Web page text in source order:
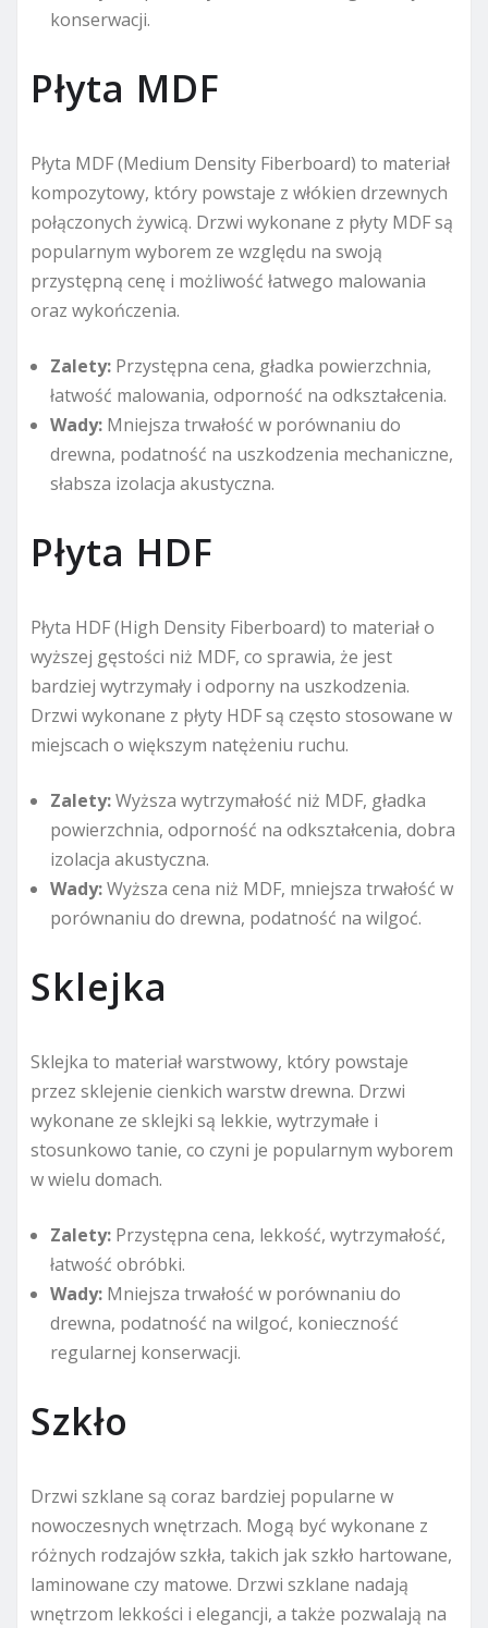
konserwacji.
Płyta MDF
Płyta MDF (Medium Density Fiberboard) to materiał
kompozytowy, który powstaje z włókien drzewnych
połączonych żywicą. Drzwi wykonane z płyty MDF są
popularnym wyborem ze względu na swoją
przystępną cenę i możliwość łatwego malowania
oraz wykończenia.
Zalety: Przystępna cena, gładka powierzchnia,
łatwość malowania, odporność na odkształcenia.
Wady: Mniejsza trwałość w porównaniu do
drewna, podatność na uszkodzenia mechaniczne,
słabsza izolacja akustyczna.
Płyta HDF
Płyta HDF (High Density Fiberboard) to materiał o
wyższej gęstości niż MDF, co sprawia, że jest
bardziej wytrzymały i odporny na uszkodzenia.
Drzwi wykonane z płyty HDF są często stosowane w
miejscach o większym natężeniu ruchu.
Zalety:Wyższa wytrzymałość niż MDF, gładka
powierzchnia, odporność na odkształcenia, dobra
izolacja akustyczna.
Wady:Wyższa cena niż MDF, mniejsza trwałość w
porównaniu do drewna, podatność na wilgoć.
Sklejka
Sklejka to materiał warstwowy, który powstaje
przez sklejenie cienkich warstw drewna. Drzwi
wykonane ze sklejki są lekkie, wytrzymałe i
stosunkowo tanie, co czyni je popularnym wyborem
w wielu domach.
Zalety: Przystępna cena, lekkość, wytrzymałość,
łatwość obróbki.
Wady: Mniejsza trwałość w porównaniu do
drewna, podatność na wilgoć, konieczność
regularnej konserwacji.
Szkło
Drzwi szklane są coraz bardziej popularne w
nowoczesnych wnętrzach. Mogą być wykonane z
różnych rodzajów szkła, takich jak szkło hartowane,
laminowane czy matowe. Drzwi szklane nadają
wnętrzom lekkości i elegancji, a także pozwalają na